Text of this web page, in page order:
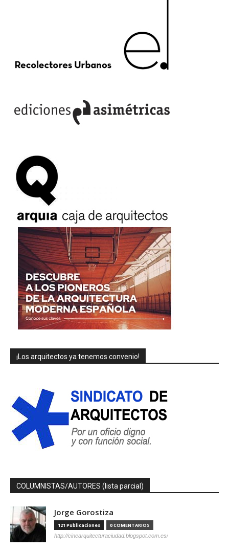
¡Los arquitectos ya tenemos convenio!
COLUMNISTAS/AUTORES (lista parcial)
Jorge Gorostiza
121 Publicaciones 0 COMENTARIOS
http://cinearquitecturaciudad.blogspot.com.es/